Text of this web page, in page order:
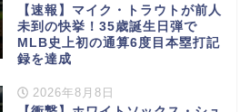
【速報】マイク・トラウトが前人
未到の快挙！35歳誕生日弾で
MLB史上初の通算6度目本塁打記
録を達成
2026年8月8日